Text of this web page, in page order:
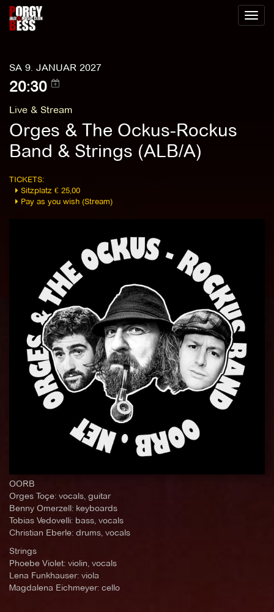
Toggle
SA 9. JANUAR 2027
20:30
Live & Stream
Orges & The Ockus-Rockus
Band & Strings (ALB/A)
TICKETS:
Sitzplatz € 25,00
Pay as you wish (Stream)
OORB
Orges Toçe: vocals, guitar
Benny Omerzell: keyboards
Tobias Vedovelli: bass, vocals
Christian Eberle: drums, vocals
Strings
Phoebe Violet: violin, vocals
Lena Funkhauser: viola
Magdalena Eichmeyer: cello